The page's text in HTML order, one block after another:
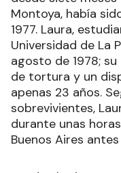
Montoya, había
1977. Laura,
Universidad de La
agosto de 1978;
de tortura y un
apenas 23 años.
sobrevivientes,
durante unas
Buenos Aires